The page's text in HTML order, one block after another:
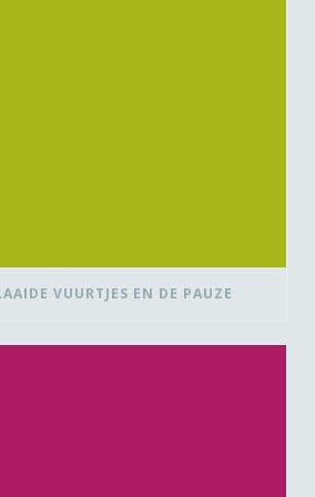
VUURTJES EN DE PAUZE